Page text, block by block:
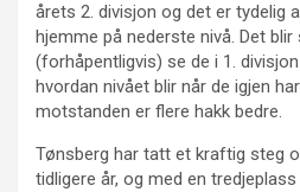
årets 2. divisjon og det er tydelig
hjemme på nederste nivå. Det blir
(forhåpentligvis) se de i 1.
hvordan nivået blir når de igjen
motstanden er flere hakk bedre.
Tønsberg har tatt et kraftig steg
tidligere år, og med en